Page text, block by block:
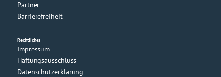
Partner
Barrierefreiheit
Rechtliches
Impressum
Haftungsausschluss
Datenschutzerklärung